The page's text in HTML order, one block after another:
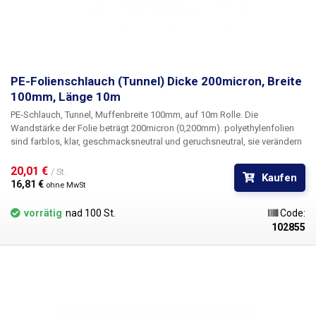
PE-Folienschlauch (Tunnel) Dicke 200micron, Breite
100mm, Länge 10m
PE-Schlauch, Tunnel, Muffenbreite 100mm, auf 10m Rolle. Die
Wandstärke der Folie beträgt 200micron (0,200mm). polyethylenfolien
sind farblos, klar, geschmacksneutral und geruchsneutral, sie verändern
langlebig, flexibel, leicht schweißbar durch Hitze, frost- und
feuchtigkeitsbeständig. Die Folie eignet sich für die Herstellung von
Beuteln, Taschen und Verpackungen jeglicher Waren. PE-Folien sind
gesundheitlich unbedenklich, 100% recycelbar, für
Lebensmittelverpackungen geeignet (Zertifikat vorhanden) und erfüllen
Slg. (Verpackungsgesetz). Ideal zum Schweißen mit allen
20,01 € / St.
16,81 € ohne MwSt
Kaufen
vorrätig nad 100 St.
Code:
102855